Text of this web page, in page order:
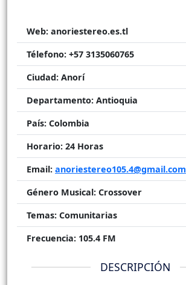
Web: anoriestereo.es.tl
Télefono: +57 3135060765
Ciudad: Anorí
Departamento: Antioquia
País: Colombia
Horario: 24 Horas
Email: anoriestereo105.4@gmail.com
Género Musical: Crossover
Temas: Comunitarias
Frecuencia: 105.4 FM
DESCRIPCIÓN